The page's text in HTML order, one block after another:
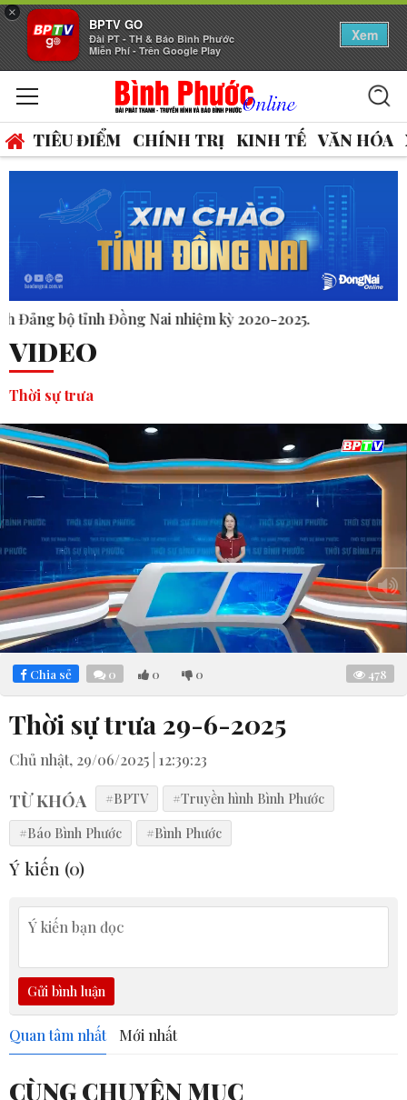
×
BPTV GO
Đài PT - TH & Báo Bình Phước
Miễn Phí - Trên Google Play
Xem
TIÊU ĐIỂM CHÍNH TRỊ KINH TẾ VĂN HÓA
2025.
VIDEO
Thời sự trưa
Mute Loaded :
2.67%
Chia sẻ 0 0 0 478
Thời sự trưa 29-6-2025
Chủ nhật, 29/06/2025 | 12:39:23
TỪ KHÓA #BPTV
#Truyền hình Bình Phước
#Báo Bình Phước
#Bình Phước
Ý kiến (0)
Gửi bình luận
Quan tâm nhất Mới nhất
CÙNG CHUYÊN MỤC